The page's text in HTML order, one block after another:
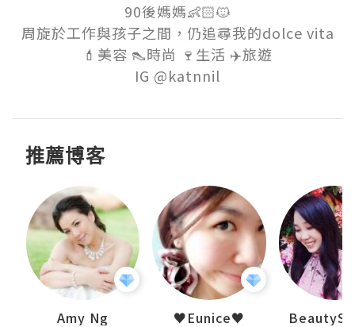
90後媽媽👶🏻🐱
周旋於工作與孩子之間，仍追尋我的dolce vita
💄美容 👠時尚 🍷生活 ✈️旅遊
推薦博客
Amy Ng ♥Eunice♥